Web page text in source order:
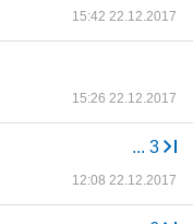
15:42 22.12.2017
15:26 22.12.2017
... 3
12:08 22.12.2017